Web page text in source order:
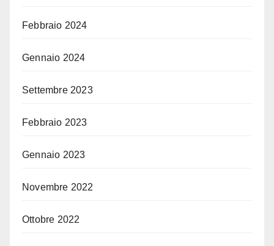
Febbraio 2024
Gennaio 2024
Settembre 2023
Febbraio 2023
Gennaio 2023
Novembre 2022
Ottobre 2022